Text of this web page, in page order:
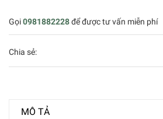
Gọi0981882228để được tư vấn miễn phí
Chia sẻ:
MÔ TẢ